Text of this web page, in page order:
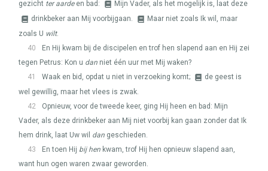
gezicht ter aardeen bad:
Mijn Vader, als het mogelijk is, laat deze
drinkbeker aan Mij voorbijgaan.
Maar niet zoals Ik wil, maar
zoals U wilt.
40
En Hij kwam bij de discipelen en trof hen slapend aan en Hij zei
tegen Petrus: Kon u dan niet één uur met Mij waken?
41
Waak en bid, opdat u niet in verzoeking komt;
de geest is
wel gewillig, maar het vlees is zwak.
42
Opnieuw, voor de tweede keer, ging Hij heen en bad: Mijn
Vader, als deze drinkbeker aan Mij niet voorbij kan gaan zonder dat Ik
hem drink, laat Uw wil dan geschieden.
43
En toen Hij bij hen kwam, trof Hij hen opnieuw slapend aan,
want hun ogen waren zwaar geworden.